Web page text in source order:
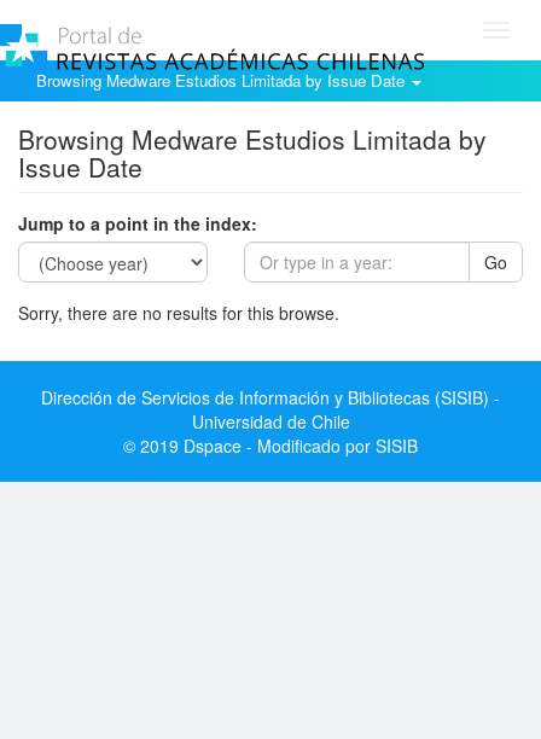
Browsing Medware Estudios Limitada by Issue Date
Browsing Medware Estudios Limitada by
Issue Date
Jump to a point in the index:
Go
Sorry, there are no results for this browse.
Dirección de Servicios de Información y Bibliotecas (SISIB) -
Universidad de Chile
© 2019 Dspace - Modificado por SISIB